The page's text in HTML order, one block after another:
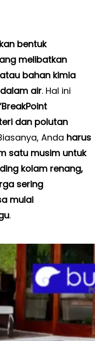
bentuk
melibatkan
bahan kimia
air. Hal ini
dan polutan
Anda harus
satu musim untuk
kolam renang,
sering
mulai
.